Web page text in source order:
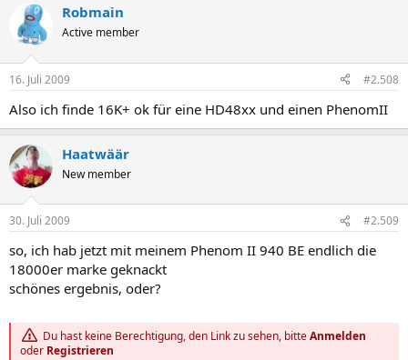
Robmain
Active member
16. Juli 2009 #2.508
Also ich finde 16K+ ok für eine HD48xx und einen PhenomII
Haatwäär
New member
30. Juli 2009 #2.509
so, ich hab jetzt mit meinem Phenom II 940 BE endlich die
18000er marke geknackt
schönes ergebnis, oder?
Du hast keine Berechtigung, den Link zu sehen, bitteAnmelden
oder Registrieren